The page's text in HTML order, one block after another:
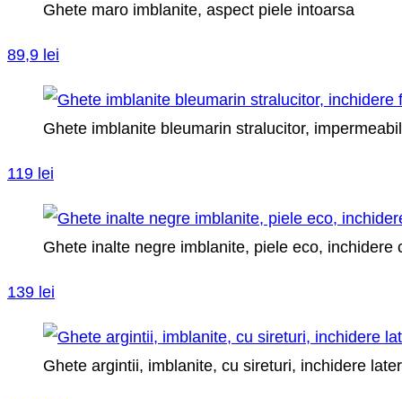
Ghete maro imblanite, aspect piele intoarsa
89,9 lei
Ghete imblanite bleumarin stralucitor,
119 lei
Ghete inalte negre imblanite, piele eco, inchidere
139 lei
Ghete argintii, imblanite, cu sireturi, inchidere